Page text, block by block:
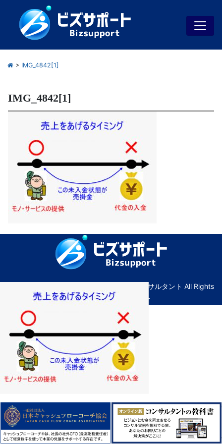
> IMG_4842[1]
IMG_4842[1]
© Copyright ビズサポート｜広島の経営コンサルタント All Rights
Reserved. ｜管理画面へ